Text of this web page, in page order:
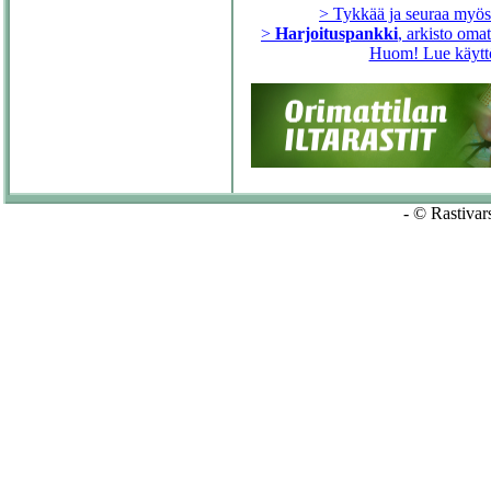
> Tykkää ja seuraa
> Harjoituspankki, arkisto
Huom! Lue
- ©